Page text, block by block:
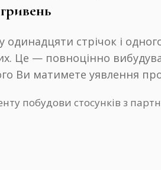
стрічок і одного
Це — повноцінно
Ви матимете уявлення
побудови стосунків з